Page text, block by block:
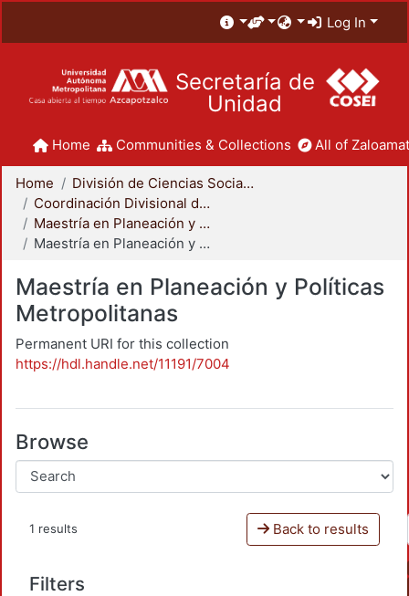
Log In
Secretaría de
Unidad
Home Communities & Collections All of
Home
División de Ciencias Sociales y Humanidades
Coordinación Divisional de Posgrado
Maestría en Planeación y Políticas Metropolitanas
Maestría en Planeación y Políticas Metropolitanas
Maestría en Planeación y Políticas
Metropolitanas
Permanent URI for this collection
https://hdl.handle.net/11191/7004
Browse
1 results Back to results
Filters